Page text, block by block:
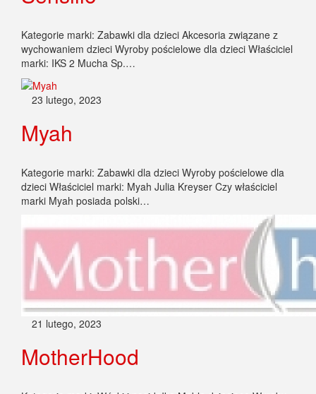
Kategorie marki: Zabawki dla dzieci Akcesoria związane z
wychowaniem dzieci Wyroby pościelowe dla dzieci Właściciel
marki: IKS 2 Mucha Sp.…
23 lutego, 2023
Myah
Kategorie marki: Zabawki dla dzieci Wyroby pościelowe dla
dzieci Właściciel marki: Myah Julia Kreyser Czy właściciel
marki Myah posiada polski…
21 lutego, 2023
MotherHood